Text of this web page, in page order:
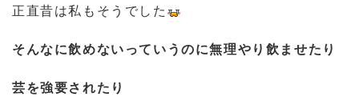
正直昔は私もそうでした
そんなに飲めないっていうのに無理やり飲ませたり
芸を強要されたり